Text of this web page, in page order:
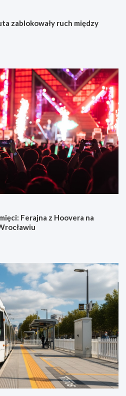
zablokowały ruch między
Ferajna z Hoovera na